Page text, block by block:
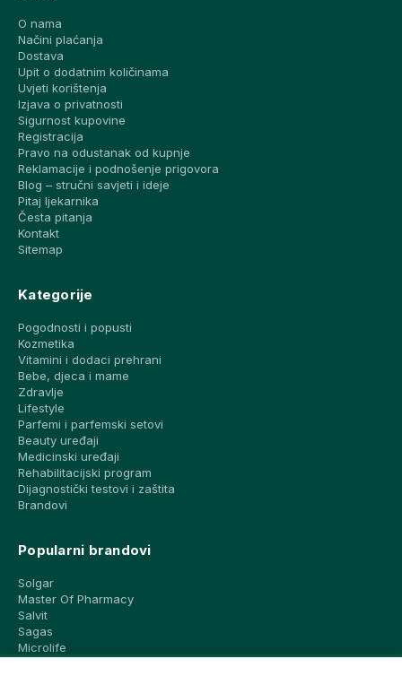
O nama
Načini plaćanja
Dostava
Upit o dodatnim količinama
Uvjeti korištenja
Izjava o privatnosti
Sigurnost kupovine
Registracija
Pravo na odustanak od kupnje
Reklamacije i podnošenje prigovora
Blog – stručni savjeti i ideje
Pitaj ljekarnika
Česta pitanja
Kontakt
Sitemap
Kategorije
Pogodnosti i popusti
Kozmetika
Vitamini i dodaci prehrani
Bebe, djeca i mame
Zdravlje
Lifestyle
Parfemi i parfemski setovi
Beauty uređaji
Medicinski uređaji
Rehabilitacijski program
Dijagnostički testovi i zaštita
Brandovi
Popularni brandovi
Solgar
Master Of Pharmacy
Salvit
Sagas
Microlife